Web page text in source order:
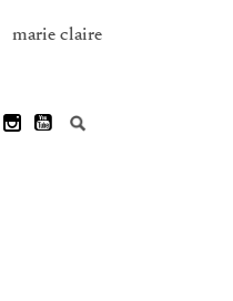
marie claire
Buscar: